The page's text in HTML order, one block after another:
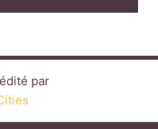
YOUTUBE